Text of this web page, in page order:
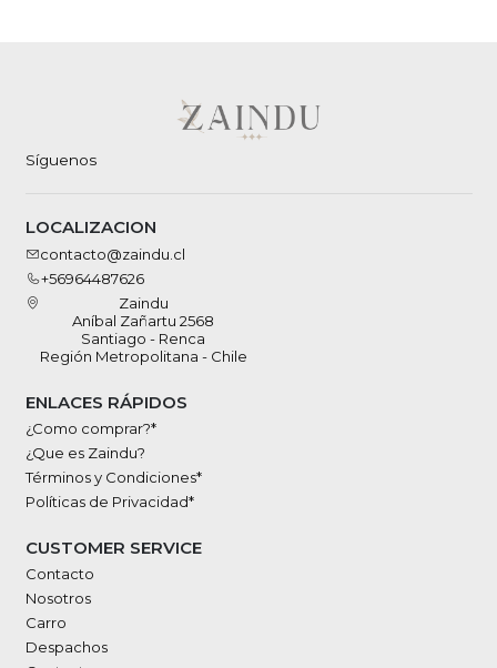
Síguenos
LOCALIZACION
contacto@zaindu.cl
+56964487626
Zaindu
Aníbal Zañartu 2568
Santiago - Renca
Región Metropolitana - Chile
ENLACES RÁPIDOS
¿Como comprar?*
¿Que es Zaindu?
Términos y Condiciones*
Políticas de Privacidad*
CUSTOMER SERVICE
Contacto
Nosotros
Carro
Despachos